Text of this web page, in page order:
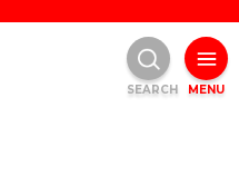
MENU
SEARCH